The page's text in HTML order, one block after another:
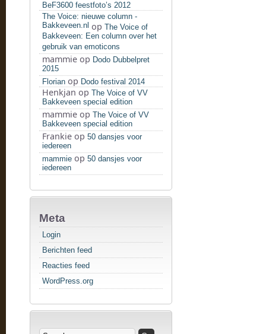
BeF3600 feestfoto’s 2012
The Voice: nieuwe column -
Bakkeveen.nl op The Voice of
Bakkeveen: Een column over het
gebruik van emoticons
mammie op Dodo Dubbelpret
2015
Florian op Dodo festival 2014
Henkjan op The Voice of VV
Bakkeveen special edition
mammie op The Voice of VV
Bakkeveen special edition
Frankie op 50 dansjes voor
iedereen
mammie op 50 dansjes voor
iedereen
Meta
Login
Berichten feed
Reacties feed
WordPress.org